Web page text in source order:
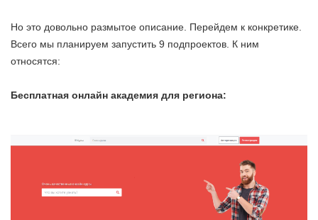
Но это довольно размытое описание. Перейдем к конкретике.
Всего мы планируем запустить 9 подпроектов. К ним
относятся:
Бесплатная онлайн академия для региона: